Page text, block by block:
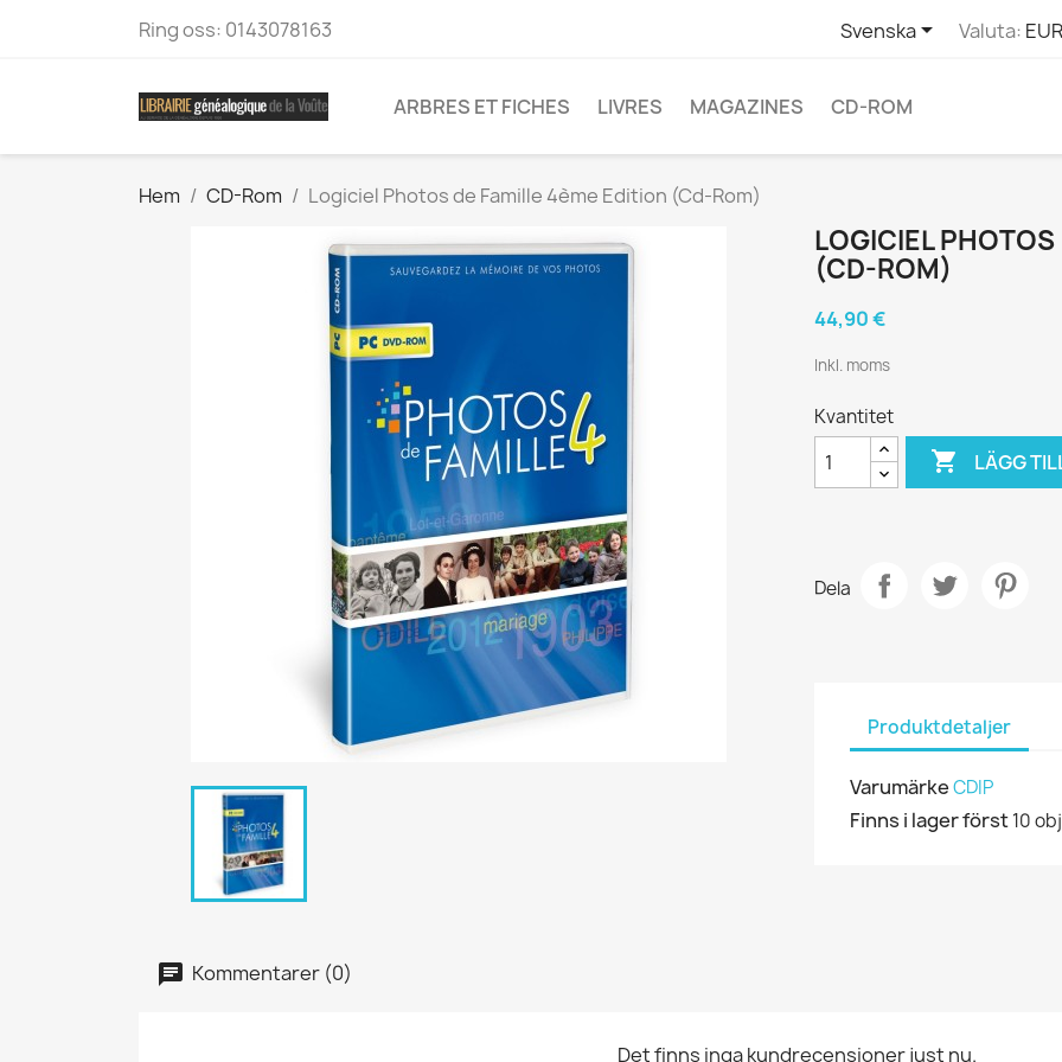
Ring oss: 0143078163 Svenska Valuta:
ARBRES ET FICHES LIVRES MAGAZINES CD-ROM
Hem CD-Rom Logiciel Photos de Famille 4ème Edition (Cd-Rom)
LOGICIEL
(CD-ROM)
44,90 €
Inkl. moms
Kvantitet
 LÄGG
Dela
Produktdetaljer
VarumärkeCDIP
Finns i lager först10
Kommentarer (0)
Det finns inga kundrecensioner just nu.